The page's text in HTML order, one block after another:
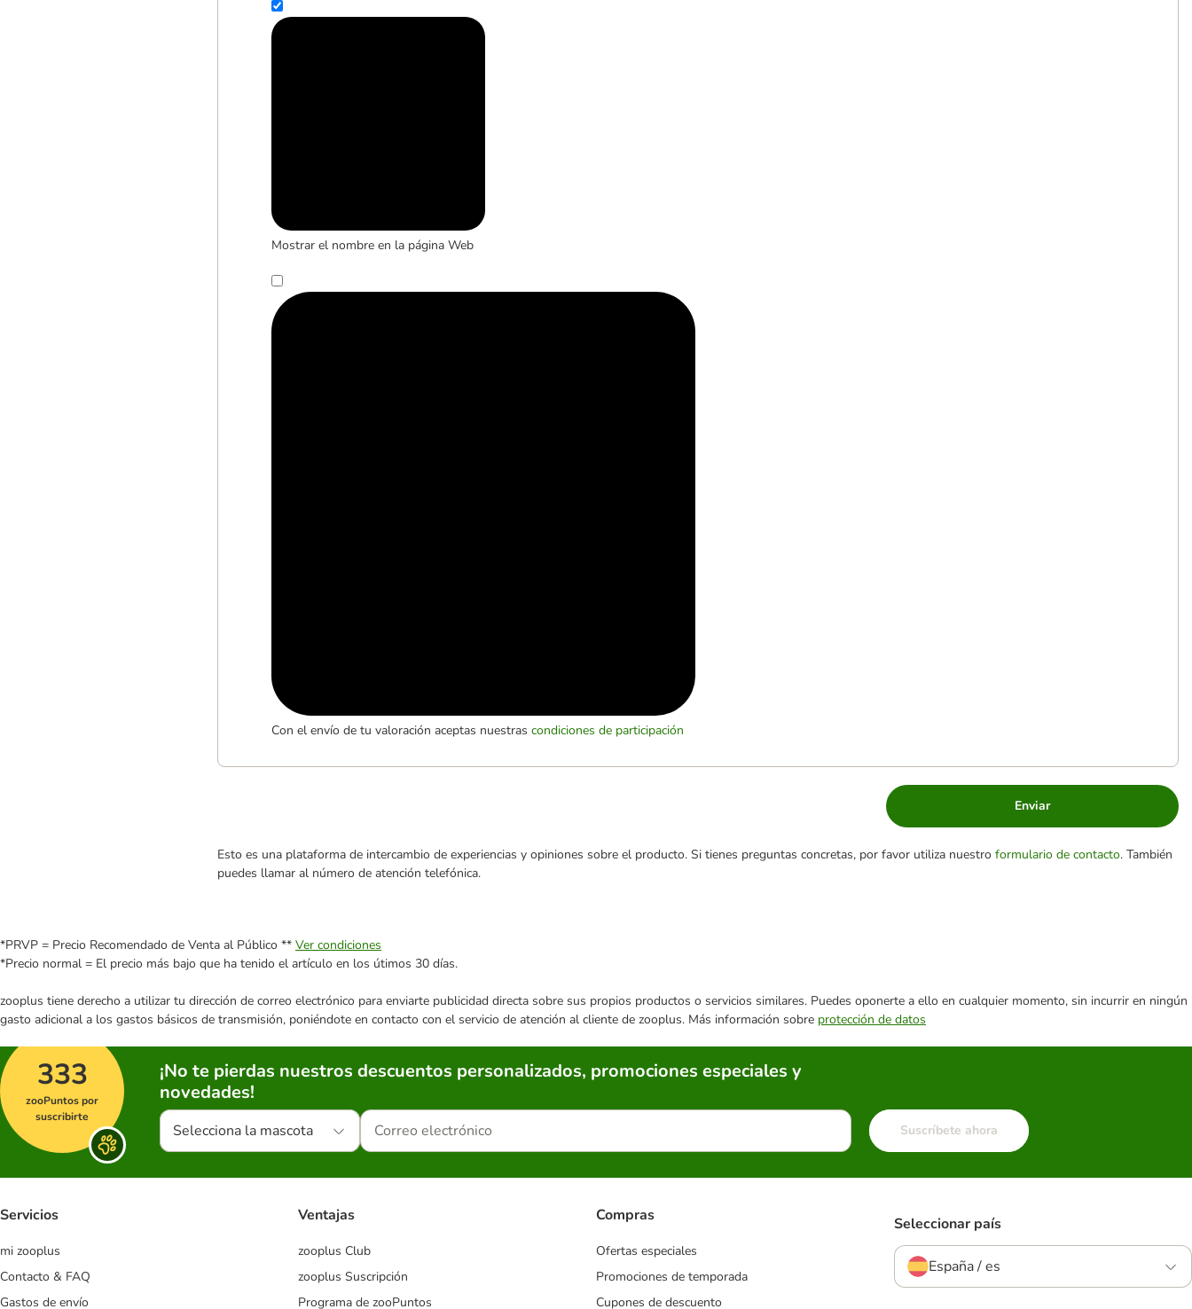
Mostrar el nombre en la página Web
Con el envío de tu valoración aceptas nuestras condiciones de participación
Enviar
Esto es una plataforma de intercambio de experiencias y opiniones sobre el producto. Si tienes preguntas concretas, por favor utiliza nuestro formulario de contacto. También
puedes llamar al número de atención telefónica.
*PRVP = Precio Recomendado de Venta al Público ** Ver condiciones
*Precio normal = El precio más bajo que ha tenido el artículo en los útimos 30 días.
zooplus tiene derecho a utilizar tu dirección de correo electrónico para enviarte publicidad directa sobre sus propios productos o servicios similares. Puedes oponerte a ello en cualquier momento, sin incurrir en ningún
gasto adicional a los gastos básicos de transmisión, poniéndote en contacto con el servicio de atención al cliente de zooplus. Más información sobre protección de datos
333
zooPuntos por
suscribirte
¡No te pierdas nuestros descuentos personalizados, promociones especiales y
novedades!
Selecciona la mascota Suscríbete ahora
Servicios
mi zooplus
Contacto & FAQ
Gastos de envío
Ventajas
zooplus Club
zooplus Suscripción
Programa de zooPuntos
Compras
Ofertas especiales
Promociones de temporada
Cupones de descuento
Seleccionar país
España / es